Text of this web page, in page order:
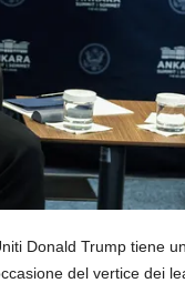
Donald Trump tiene
del vertice dei